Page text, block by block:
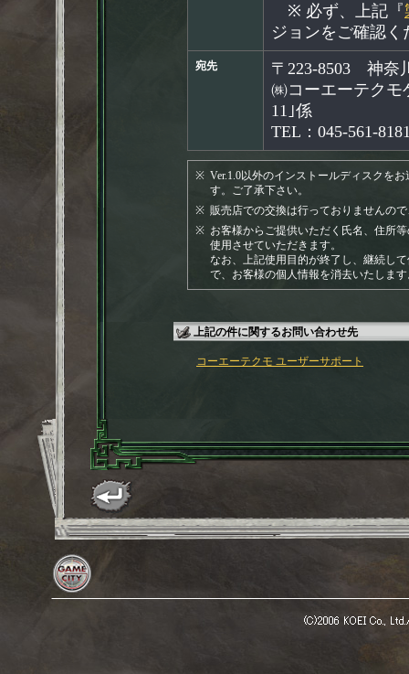
※ 必ず、上記『
ジョンをご確認く
宛先
〒223-8503 神奈
㈱コーエーテク
11｣係
TEL：045-561-
※ Ver.1.0以外のインストールディスクを
す。ご了承下さい。
※ 販売店での交換は行っておりませんの
※ お客様からご提供いただく氏名、住所
使用させていただきます。
なお、上記使用目的が終了し、継続し
で、お客様の個人情報を消去いたしま
上記の件に関するお問い合わせ先
コーエーテクモ ユーザーサポート